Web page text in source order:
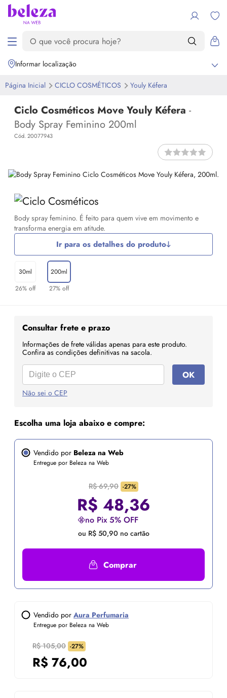
Informar localização
Página Inicial CICLO COSMÉTICOS Youly Kéfera
Ciclo Cosméticos Move Youly Kéfera -
Body Spray Feminino 200ml
Cód. 20077943
Body spray feminino. É feito para quem vive em movimento e
transforma energia em atitude.
Ir para os detalhes do produto
30ml
26% off
200ml
27% off
Consultar frete e prazo
Informações de frete válidas apenas para este produto.
Confira as condições definitivas na sacola.
OK
Não sei o CEP
Escolha uma loja abaixo e compre:
Vendido por Beleza na Web
Entregue por Beleza na Web
R$ 69,90 -27%
R$ 48,36
no Pix 5% OFF
ou R$ 50,90 no cartão
Comprar
Vendido por Aura Perfumaria
Entregue por Beleza na Web
R$ 105,00 -27%
R$ 76,00